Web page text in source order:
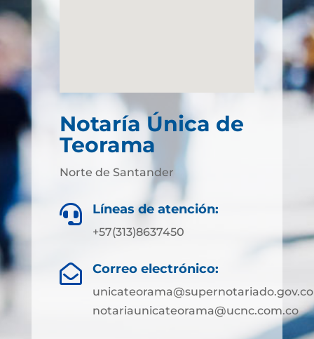
Notaría Única de
Teorama
Norte de Santander
 Líneas de atención:
+57(313)8637450
 Correo electrónico:
unicateorama@supernotariado.gov.co
notariaunicateorama@ucnc.com.co